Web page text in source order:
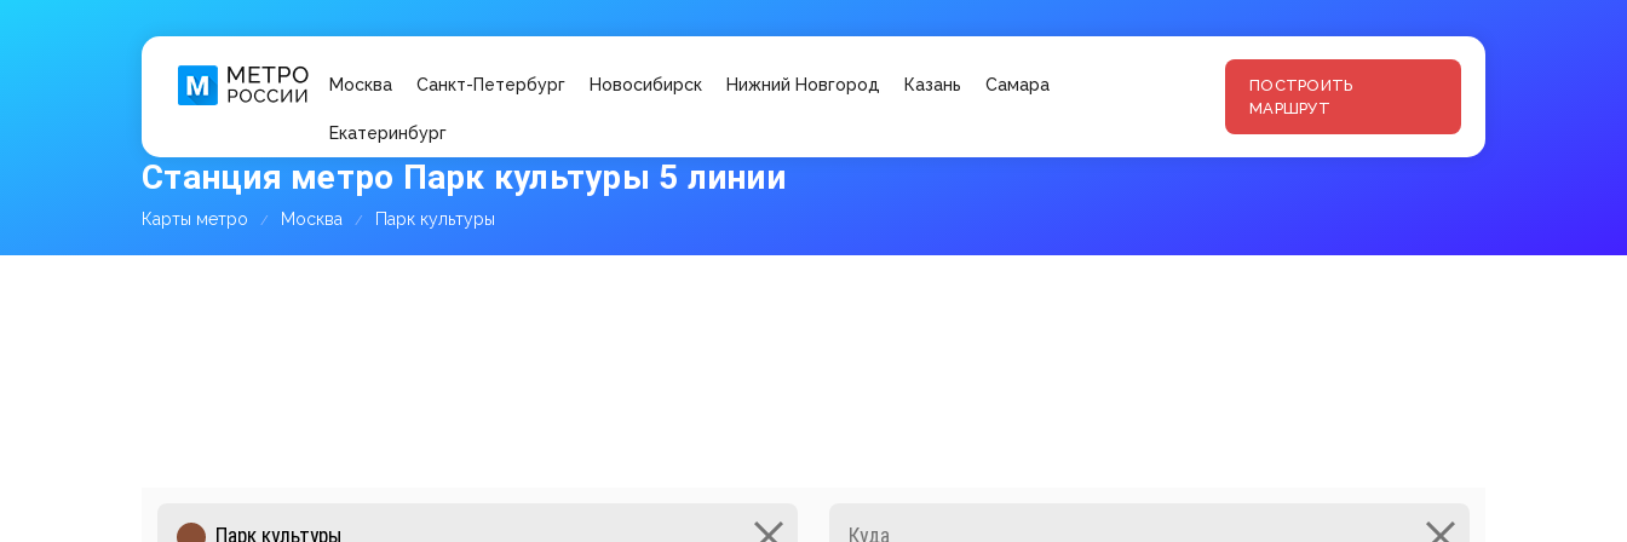
Москва Санкт-Петербург Новосибирск Нижний Новгород Казань Самара
Екатеринбург
ПОСТРОИТЬ
МАРШРУТ
Станция метро Парк культуры 5 линии
Карты метро Москва Парк культуры